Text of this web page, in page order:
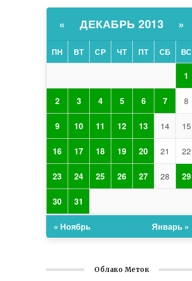
« ДЕКАБРЬ 2013 »
ПН ВТ СР ЧТ ПТ СБ ВС
1
2 3 4 5 6 7 8
9 10 11 12 13 14 15
16 17 18 19 20 21 22
23 24 25 26 27 28 29
30 31
« Ноябрь Январь »
Облако Меток